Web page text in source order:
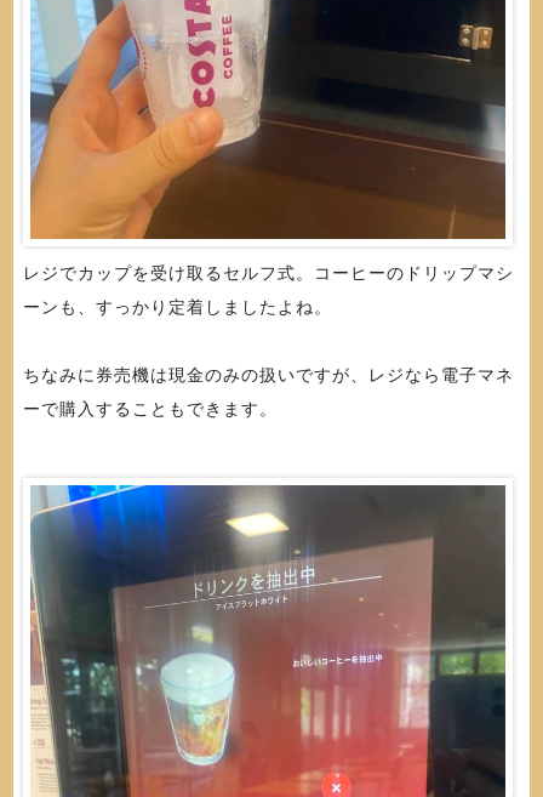
レジでカップを受け取るセルフ式。コーヒーのドリップマシ
ーンも、すっかり定着しましたよね。
ちなみに券売機は現金のみの扱いですが、レジなら電子マネ
ーで購入することもできます。